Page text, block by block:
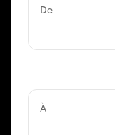
De
À